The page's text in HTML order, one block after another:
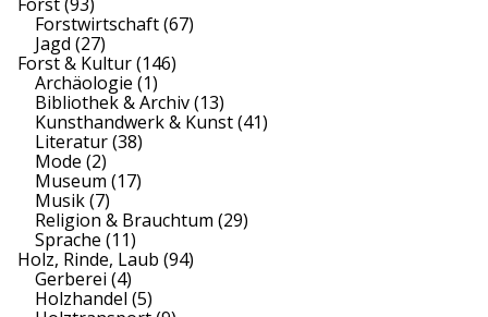
Forstwirtschaft(67)
Jagd (27)
Forst & Kultur(146)
Archäologie (1)
Bibliothek & Archiv(13)
Kunsthandwerk & Kunst(41)
Literatur(38)
Mode (2)
Museum (17)
Musik(7)
Religion & Brauchtum (29)
Sprache (11)
Holz, Rinde, Laub (94)
Gerberei (4)
Holzhandel (5)